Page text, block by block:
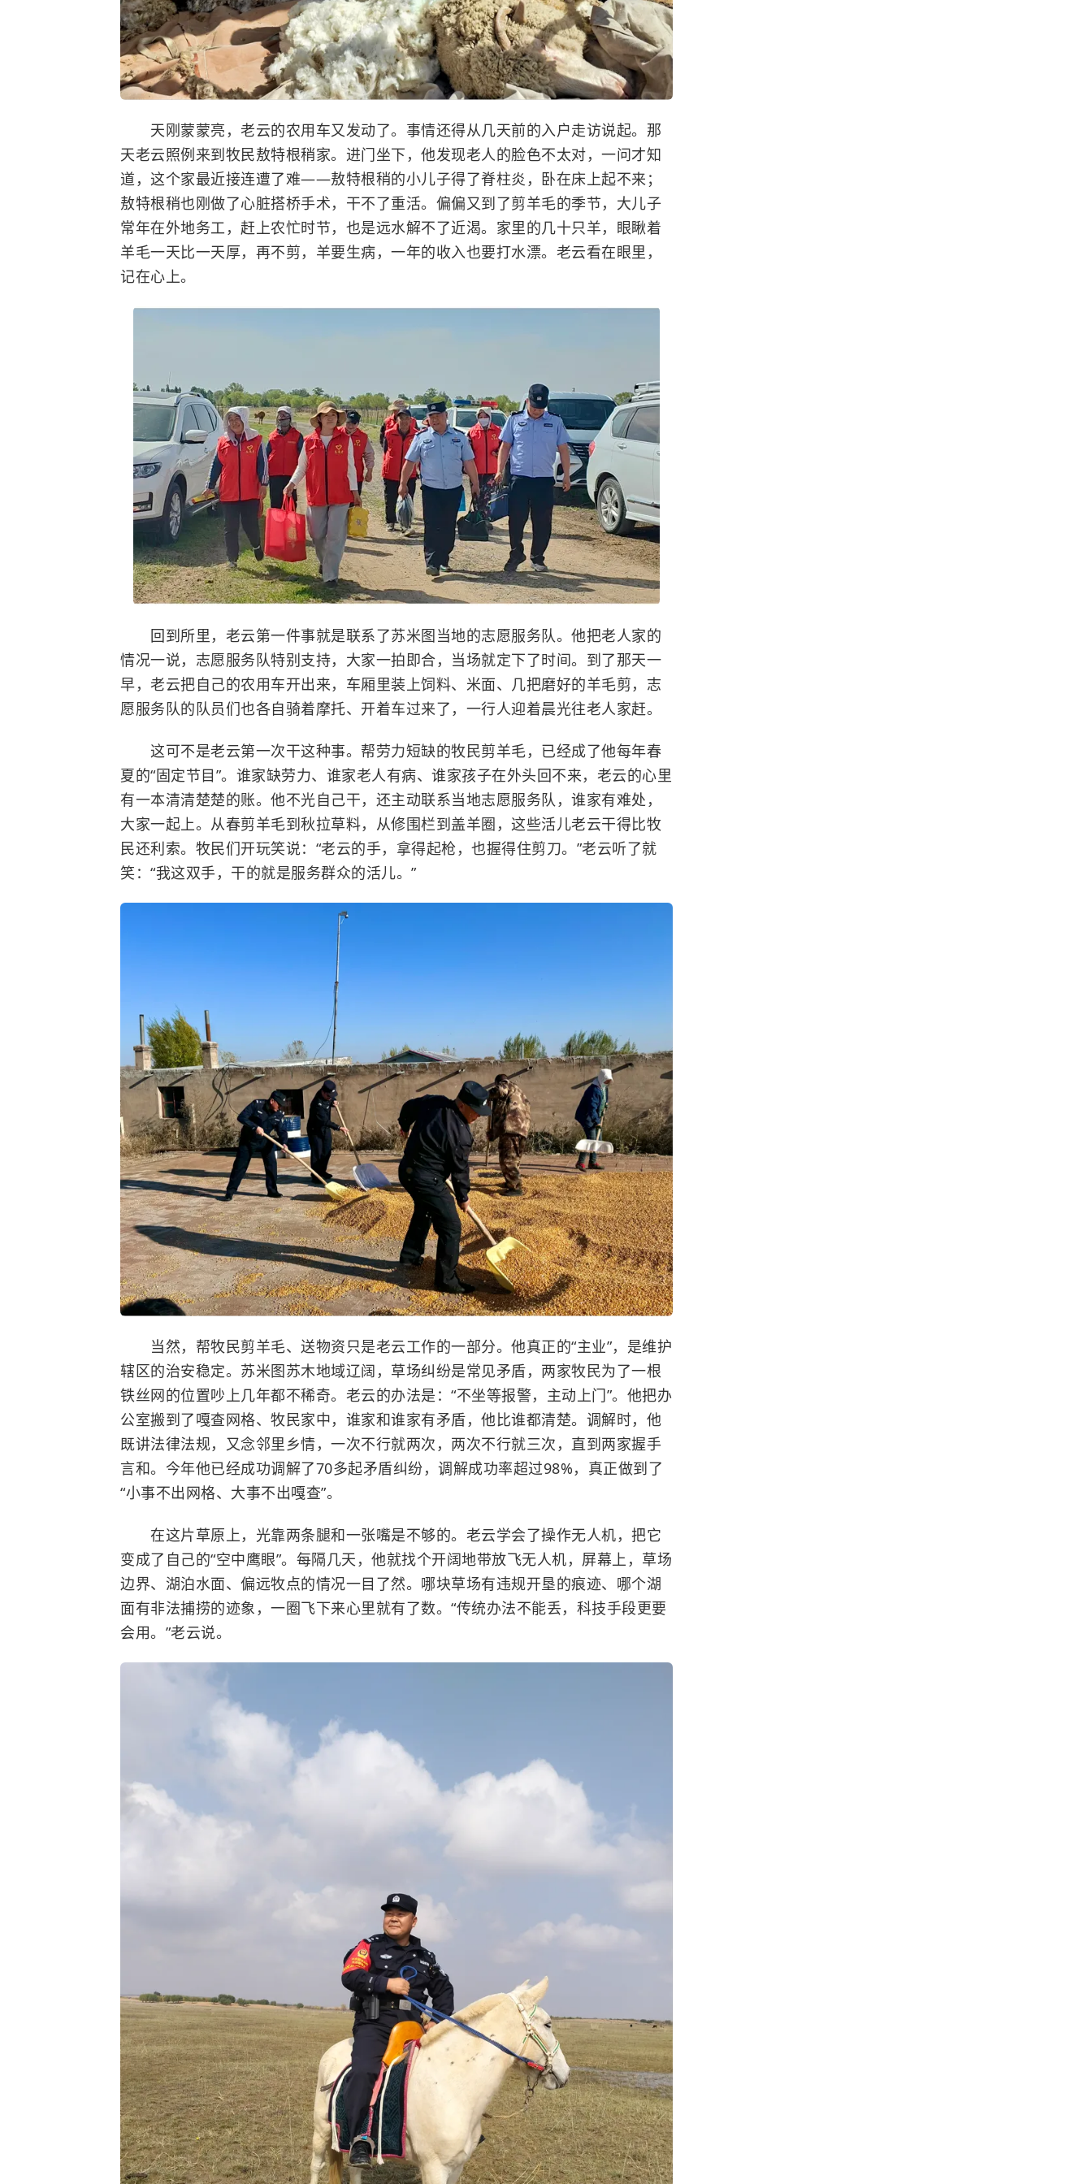
天刚蒙蒙亮，老云的农用车又发动了。事情还得从几天前的入户走访说起。那
天老云照例来到牧民敖特根稍家。进门坐下，他发现老人的脸色不太对，一问才知
道，这个家最近接连遭了难——敖特根稍的小儿子得了脊柱炎，卧在床上起不来；
敖特根稍也刚做了心脏搭桥手术，干不了重活。偏偏又到了剪羊毛的季节，大儿子
常年在外地务工，赶上农忙时节，也是远水解不了近渴。家里的几十只羊，眼瞅着
羊毛一天比一天厚，再不剪，羊要生病，一年的收入也要打水漂。老云看在眼里，
记在心上。
回到所里，老云第一件事就是联系了苏米图当地的志愿服务队。他把老人家的
情况一说，志愿服务队特别支持，大家一拍即合，当场就定下了时间。到了那天一
早，老云把自己的农用车开出来，车厢里装上饲料、米面、几把磨好的羊毛剪，志
愿服务队的队员们也各自骑着摩托、开着车过来了，一行人迎着晨光往老人家赶。
这可不是老云第一次干这种事。帮劳力短缺的牧民剪羊毛，已经成了他每年春
夏的“固定节目”。谁家缺劳力、谁家老人有病、谁家孩子在外头回不来，老云的心里
有一本清清楚楚的账。他不光自己干，还主动联系当地志愿服务队，谁家有难处，
大家一起上。从春剪羊毛到秋拉草料，从修围栏到盖羊圈，这些活儿老云干得比牧
民还利索。牧民们开玩笑说：“老云的手，拿得起枪，也握得住剪刀。”老云听了就
笑：“我这双手，干的就是服务群众的活儿。”
当然，帮牧民剪羊毛、送物资只是老云工作的一部分。他真正的“主业”，是维护
辖区的治安稳定。苏米图苏木地域辽阔，草场纠纷是常见矛盾，两家牧民为了一根
铁丝网的位置吵上几年都不稀奇。老云的办法是：“不坐等报警，主动上门”。他把办
公室搬到了嘎查网格、牧民家中，谁家和谁家有矛盾，他比谁都清楚。调解时，他
既讲法律法规，又念邻里乡情，一次不行就两次，两次不行就三次，直到两家握手
言和。今年他已经成功调解了70多起矛盾纠纷，调解成功率超过98%，真正做到了
“小事不出网格、大事不出嘎查”。
在这片草原上，光靠两条腿和一张嘴是不够的。老云学会了操作无人机，把它
变成了自己的“空中鹰眼”。每隔几天，他就找个开阔地带放飞无人机，屏幕上，草场
边界、湖泊水面、偏远牧点的情况一目了然。哪块草场有违规开垦的痕迹、哪个湖
面有非法捕捞的迹象，一圈飞下来心里就有了数。“传统办法不能丢，科技手段更要
会用。”老云说。